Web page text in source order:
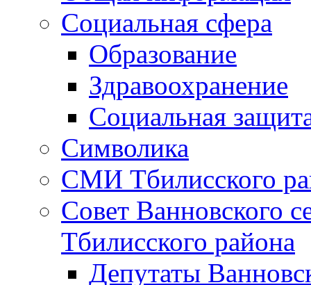
Социальная сфера
Образование
Здравоохранение
Социальная
Символика
СМИ Тбилисского
Совет Ванновского
Тбилисского района
Депутаты